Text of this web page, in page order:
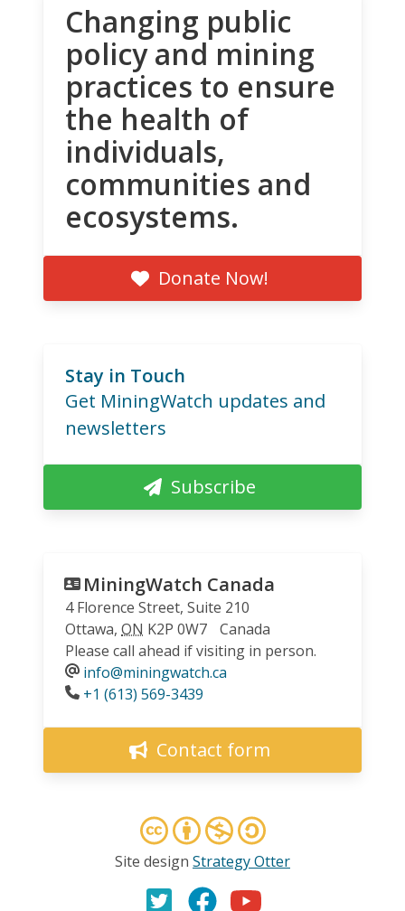
Changing public
policy and mining
practices to ensure
the health of
individuals,
communities and
ecosystems.
Donate Now!
Stay in Touch
Get MiningWatch updates and
newsletters
Subscribe
MiningWatch Canada
4 Florence Street, Suite 210
Ottawa, ON K2P 0W7
Canada
Please call ahead if visiting in person.
info@miningwatch.ca
Phone
+1 (613) 569-3439
Contact form
Site design Strategy Otter